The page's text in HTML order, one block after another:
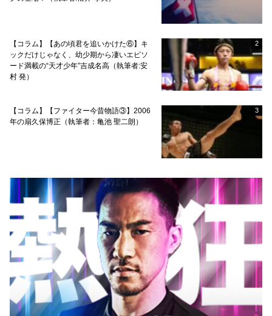
【コラム】【あの頃君を追いかけた⑥】キ
ックだけじゃなく、幼少期から凄いエピソ
ード満載の“天才少年”吉成名高（執筆者:安
村 発）
2
【コラム】【ファイター今昔物語③】2006
年の扇久保博正（執筆者：亀池 聖二朗）
3